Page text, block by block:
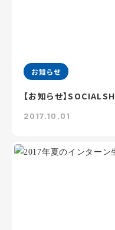
お知らせ
【お知らせ】
2017.10.01